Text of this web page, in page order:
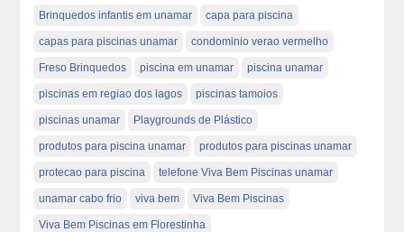
Brinquedos infantis em unamar capa para piscina
capas para piscinas unamar condominio verao vermelho
Freso Brinquedos piscina em unamar piscina unamar
piscinas em regiao dos lagos piscinas tamoios
piscinas unamar Playgrounds de Plástico
produtos para piscina unamar produtos para piscinas unamar
protecao para piscina telefone Viva Bem Piscinas unamar
unamar cabo frio viva bem Viva Bem Piscinas
Viva Bem Piscinas em Florestinha